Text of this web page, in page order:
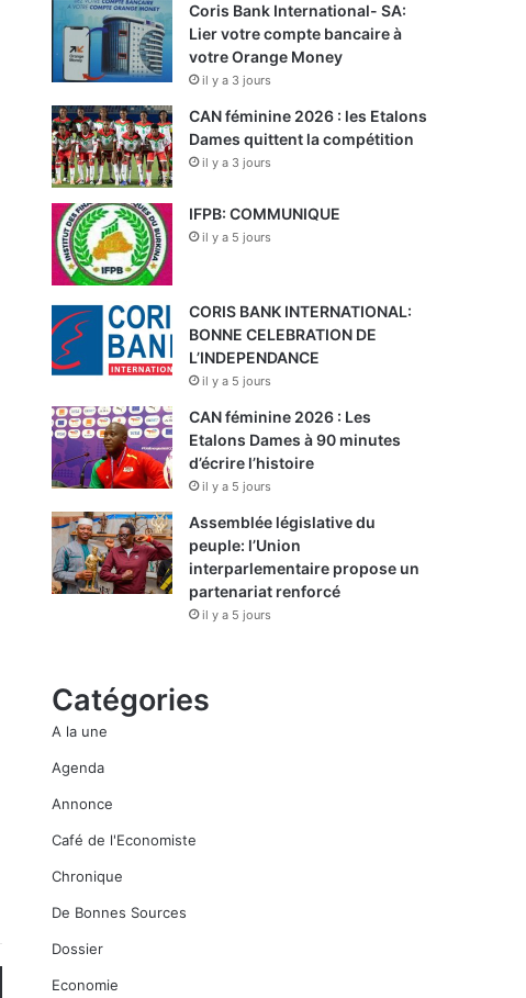
Coris Bank International- SA:
Lier votre compte bancaire à
votre Orange Money
il y a 3 jours
CAN féminine 2026 : les Etalons
Dames quittent la compétition
il y a 3 jours
IFPB: COMMUNIQUE
il y a 5 jours
CORIS BANK INTERNATIONAL:
BONNE CELEBRATION DE
L’INDEPENDANCE
il y a 5 jours
CAN féminine 2026 : Les
Etalons Dames à 90 minutes
d’écrire l’histoire
il y a 5 jours
Assemblée législative du
peuple: l’Union
interparlementaire propose un
partenariat renforcé
il y a 5 jours
Catégories
A la une
Agenda
Annonce
Café de l'Economiste
Chronique
De Bonnes Sources
Dossier
Economie